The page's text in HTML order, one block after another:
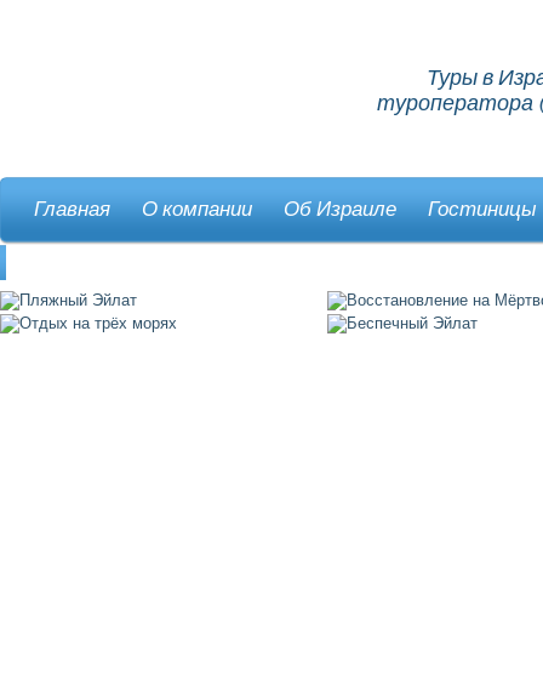
Туры в
туроператора
Главная О компании Об Израиле Гостиницы